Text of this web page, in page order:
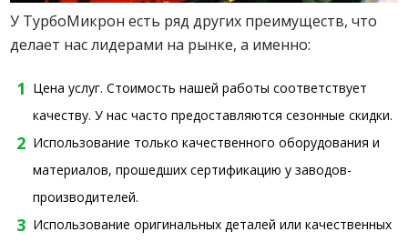
У ТурбоМикрон есть ряд других преимуществ, что
делает нас лидерами на рынке, а именно:
Цена услуг. Стоимость нашей работы соответствует
качеству. У нас часто предоставляются сезонные скидки.
Использование только качественного оборудования и
материалов, прошедших сертификацию у заводов-
производителей.
Использование оригинальных деталей или качественных